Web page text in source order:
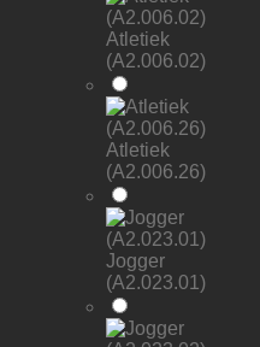
Atletiek
(A2.006.02)
Atletiek
(A2.006.26)
Jogger
(A2.023.01)